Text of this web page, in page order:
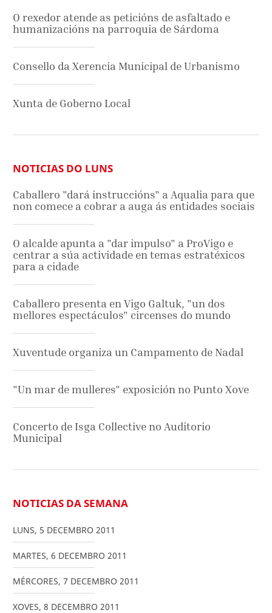
O rexedor atende as peticións de asfaltado e
humanizacións na parroquia de Sárdoma
Consello da Xerencia Municipal de Urbanismo
Xunta de Goberno Local
NOTICIAS DO LUNS
Caballero "dará instruccións" a Aqualia para que
non comece a cobrar a auga ás entidades sociais
O alcalde apunta a "dar impulso" a ProVigo e
centrar a súa actividade en temas estratéxicos
para a cidade
Caballero presenta en Vigo Galtuk, "un dos
mellores espectáculos" circenses do mundo
Xuventude organiza un Campamento de Nadal
"Un mar de mulleres" exposición no Punto Xove
Concerto de Isga Collective no Auditorio
Municipal
NOTICIAS DA SEMANA
LUNS, 5 DECEMBRO 2011
MARTES, 6 DECEMBRO 2011
MÉRCORES, 7 DECEMBRO 2011
XOVES, 8 DECEMBRO 2011